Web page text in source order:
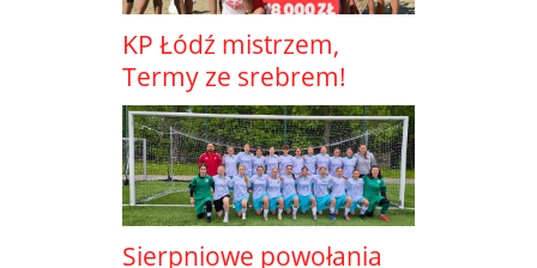
KP Łódź mistrzem,
Termy ze srebrem!
Sierpniowe powołania